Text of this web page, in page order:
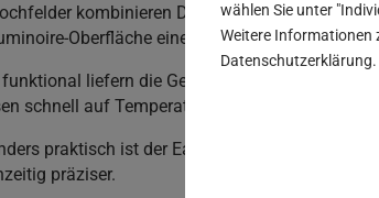
wählen Sie unter
Weitere Informationen
Datenschutzerklärung.
kombinieren Design und Funktion auf
Oberfläche eine robuste Alternative mit
liefern die Geräte klare Vorteile.
schnell auf Temperatur. Mit Stop & Go
praktisch ist der EasyShift-Modus. Erst
präziser.